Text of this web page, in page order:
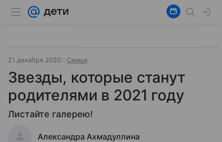
21 декабря 2020 Семья
Звезды, которые станут
родителями в 2021 году
Листайте галерею!
Александра Ахмадуллина